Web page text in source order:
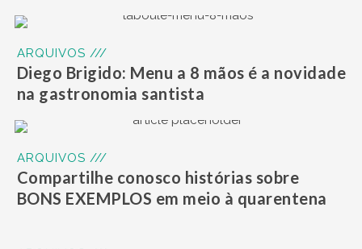
ARQUIVOS ///
Diego Brigido: Menu a 8 mãos é a novidade
na gastronomia santista
ARQUIVOS ///
Compartilhe conosco histórias sobre
BONS EXEMPLOS em meio à quarentena